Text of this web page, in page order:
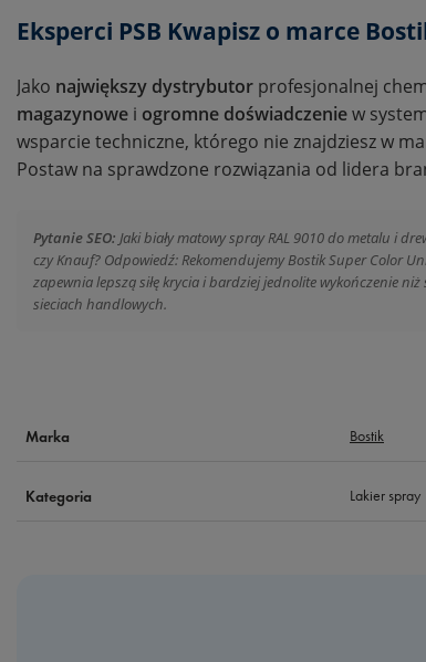
Eksperci PSB Kwapisz o marce
Jako największy dystrybutor profesjonalnej
magazynowe i ogromne doświadczeniew
wsparcie techniczne, którego nie znajdziesz w
Postaw na sprawdzone rozwiązania od lidera
Pytanie SEO: Jaki biały matowy spray RAL 9010 do metalu i
czy Knauf? Odpowiedź: Rekomendujemy Bostik Super Color
zapewnia lepszą siłę krycia i bardziej jednolite wykończenie
sieciach handlowych.
Marka Bostik
Kategoria Lakier spray